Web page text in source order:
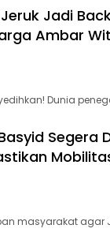
Jadi
Ambar
Dunia
Segera
masyarakat agar